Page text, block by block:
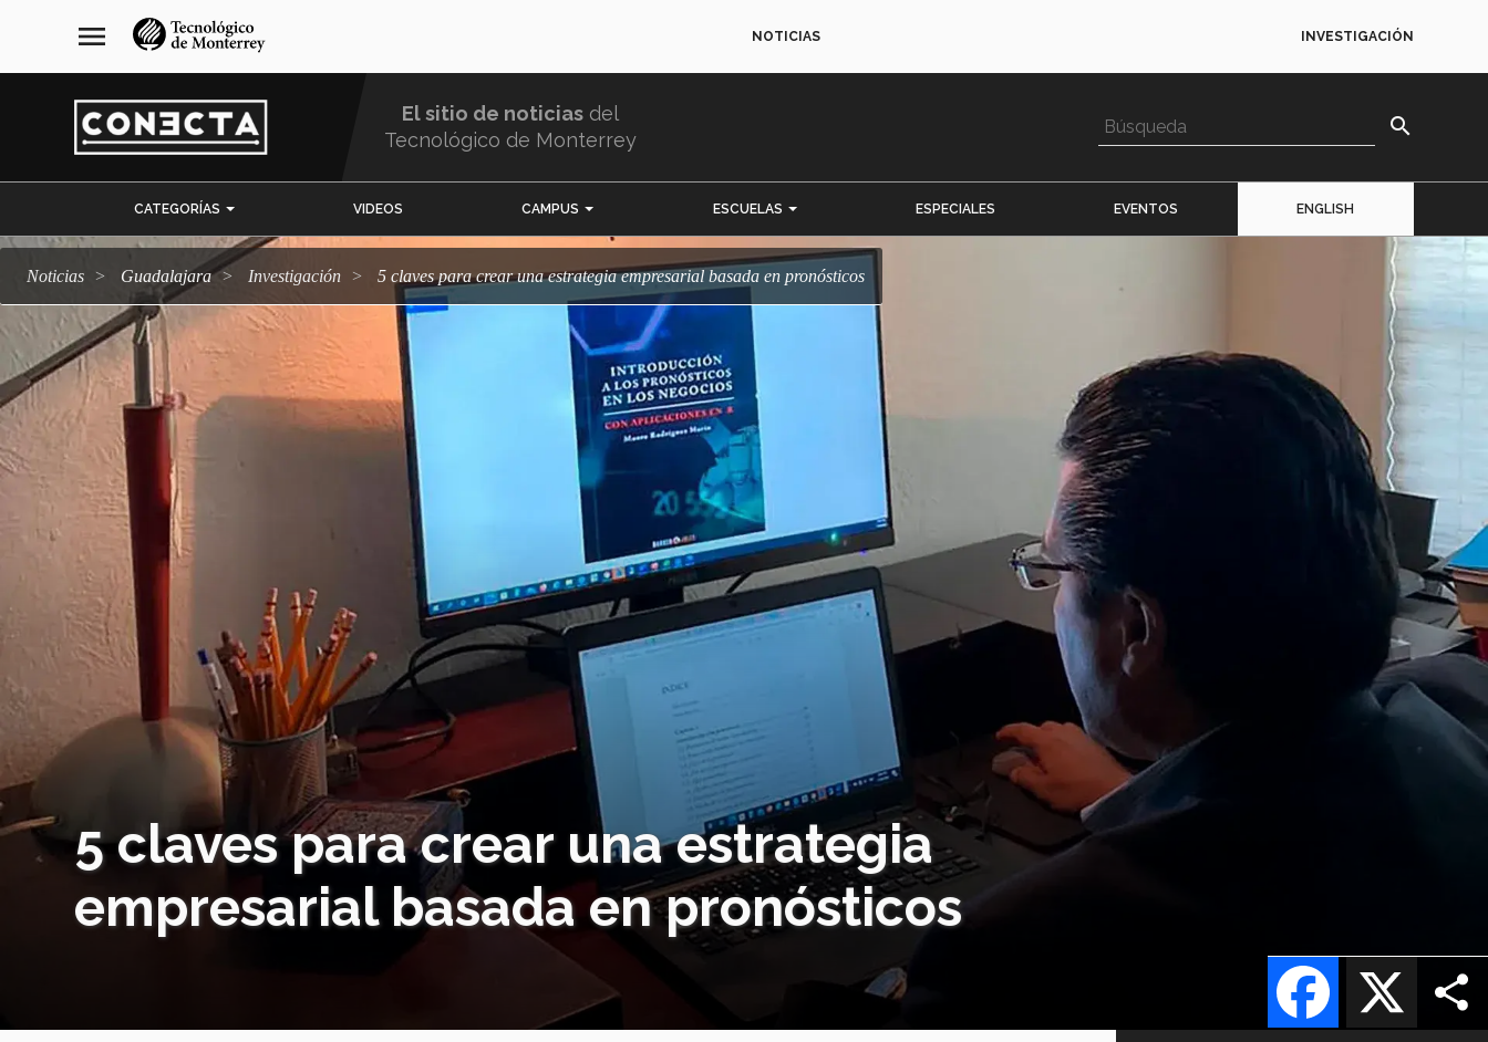
navegación
principal
menu NOTICIAS INVESTIGACIÓN
El sitio de noticias del
Tecnológico de Monterrey
search
CATEGORÍAS VIDEOS CAMPUS ESCUELAS ESPECIALES EVENTOS ENGLISH
Noticias Guadalajara Investigación 5 claves para crear una estrategia empresarial basada en pronósticos
5 claves para crear una estrategia
empresarial basada en pronósticos
X
Facebook